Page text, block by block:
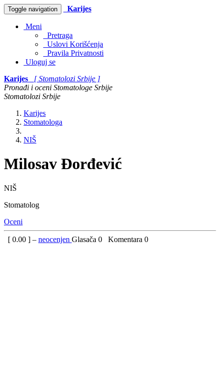
Toggle navigation Karijes
Meni
Pretraga
Uslovi Korišćenja
Pravila Privatnosti
Uloguj se
Karijes
[ Stomatolozi Srbije ]
Pronađi i oceni Stomatologe Srbije
Stomatolozi Srbije
Karijes
Stomatologa
NIŠ
Milosav Đorđević
NIŠ
Stomatolog
Oceni
[ 0.00 ] – neocenjen Glasača 0 Komentara 0